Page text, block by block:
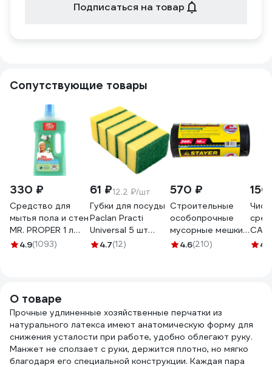
Подписаться на товар
Сопутствующие товары
330 ₽
Средство для
мытья пола и стен
MR. PROPER 1 л
Горный ручей и
4.9(1093)
61 ₽12.2 ₽/шт
Губки для посуды
Paclan Practi
Universal 5 шт
42598413
4.7(12)
570 ₽
Строительные
особопрочные
мусорные мешки
STAYER Heavy
4.6(210) 4.7
О товаре
Прочные удлиненные хозяйственные перчатки из
натурального латекса имеют анатомическую форму для
снижения усталости при работе, удобно облегают руку.
Манжет не сползает с руки, держится плотно, но мягко
благодаря его специальной конструкции. Каждая пара